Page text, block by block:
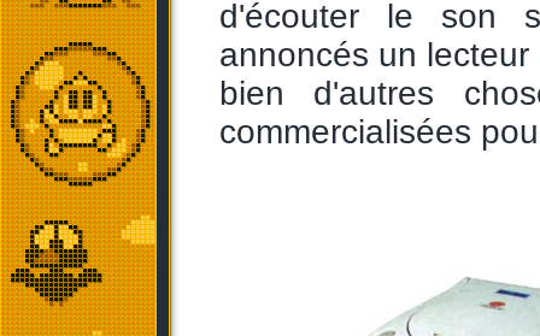
d'écouter le son
annoncés un
bien d'autres
commercialisées